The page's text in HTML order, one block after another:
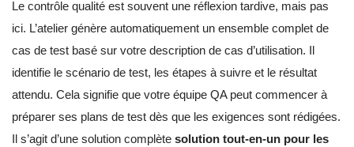
Le contrôle qualité est souvent une réflexion tardive, mais pas
ici. L’atelier génère automatiquement un ensemble complet de
cas de test basé sur votre description de cas d’utilisation. Il
identifie le scénario de test, les étapes à suivre et le résultat
attendu. Cela signifie que votre équipe QA peut commencer à
préparer ses plans de test dès que les exigences sont rédigées.
Il s’agit d’une solution complète solution tout-en-un pour les